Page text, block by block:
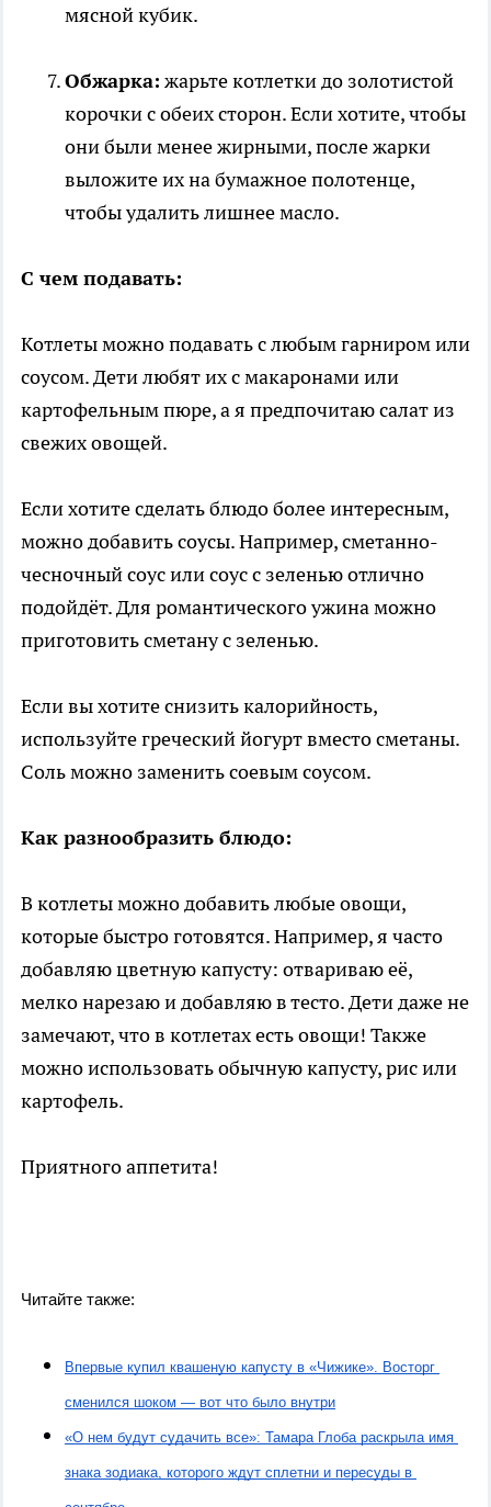
мясной кубик.
Обжарка: жарьте котлетки до золотистой
корочки с обеих сторон. Если хотите, чтобы
они были менее жирными, после жарки
выложите их на бумажное полотенце,
чтобы удалить лишнее масло.
С чем подавать:
Котлеты можно подавать с любым гарниром или
соусом. Дети любят их с макаронами или
картофельным пюре, а я предпочитаю салат из
свежих овощей.
Если хотите сделать блюдо более интересным,
можно добавить соусы. Например, сметанно-
чесночный соус или соус с зеленью отлично
подойдёт. Для романтического ужина можно
приготовить сметану с зеленью.
Если вы хотите снизить калорийность,
используйте греческий йогурт вместо сметаны.
Соль можно заменить соевым соусом.
Как разнообразить блюдо:
В котлеты можно добавить любые овощи,
которые быстро готовятся. Например, я часто
добавляю цветную капусту: отвариваю её,
мелко нарезаю и добавляю в тесто. Дети даже не
замечают, что в котлетах есть овощи! Также
можно использовать обычную капусту, рис или
картофель.
Приятного аппетита!
Читайте также:
Впервые купил квашеную капусту в «Чижике». Восторг
сменился шоком — вот что было внутри
«О нем будут судачить все»: Тамара Глоба раскрыла имя
знака зодиака, которого ждут сплетни и пересуды в